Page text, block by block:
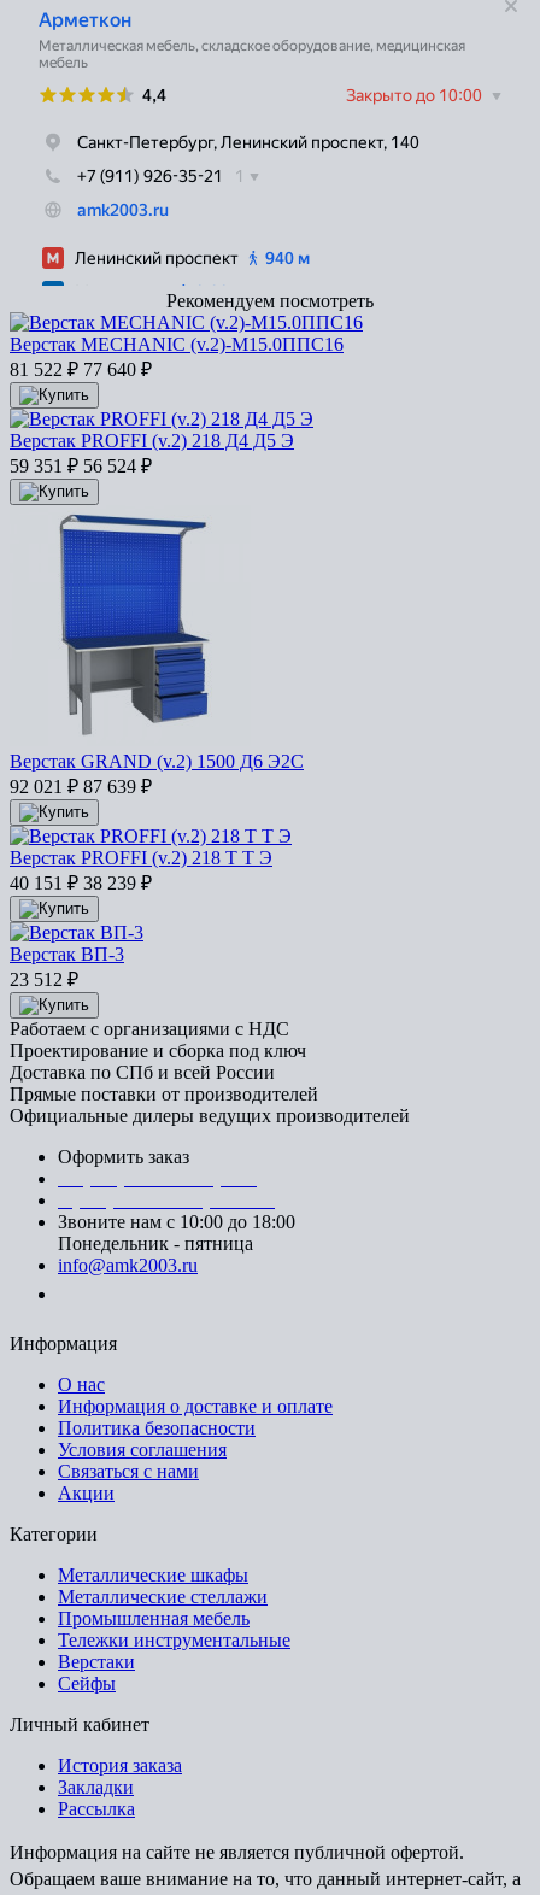
Рекомендуем посмотреть
Верстак MECHANIC (v.2)-М15.0ППС16
81 522 ₽ 77 640 ₽
Верстак PROFFI (v.2) 218 Д4 Д5 Э
59 351 ₽ 56 524 ₽
Верстак GRAND (v.2) 1500 Д6 Э2С
92 021 ₽ 87 639 ₽
Верстак PROFFI (v.2) 218 Т Т Э
40 151 ₽ 38 239 ₽
Верстак ВП-3
23 512 ₽
Работаем с организациями с НДС
Проектирование и сборка под ключ
Доставка по СПб и всей России
Прямые поставки от производителей
Официальные дилеры ведущих производителей
Оформить заказ
Звоните нам с 10:00 до 18:00
Понедельник - пятница
info@amk2003.ru
Информация
О нас
Информация о доставке и оплате
Политика безопасности
Условия соглашения
Связаться с нами
Акции
Категории
Металлические шкафы
Металлические стеллажи
Промышленная мебель
Тележки инструментальные
Верстаки
Сейфы
Личный кабинет
История заказа
Закладки
Рассылка
Информация на сайте не является публичной офертой.
Обращаем ваше внимание на то, что данный интернет-сайт, а